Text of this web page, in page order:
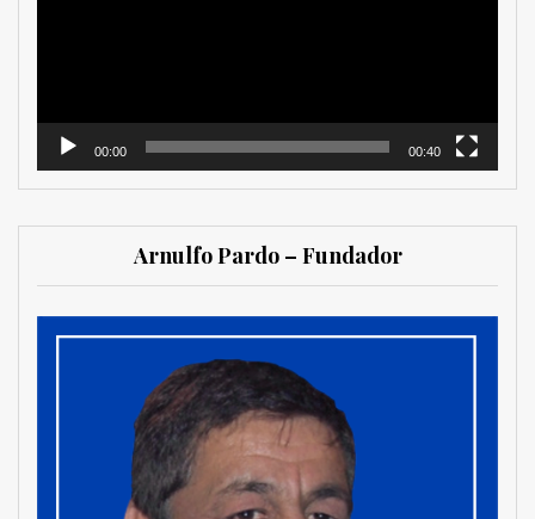
00:00 00:40
Arnulfo Pardo – Fundador